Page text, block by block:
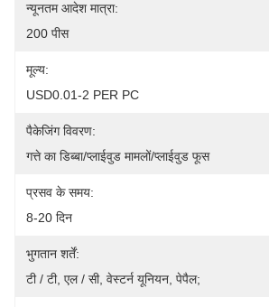
न्यूनतम आदेश मात्रा:
200 पीस
मूल्य:
USD0.01-2 PER PC
पैकेजिंग विवरण:
गत्ते का डिब्बा/प्लाईवुड मामलों/प्लाईवुड फूस
प्रसव के समय:
8-20 दिन
भुगतान शर्तें:
टी / टी, एल / सी, वेस्टर्न यूनियन, पेपैल;